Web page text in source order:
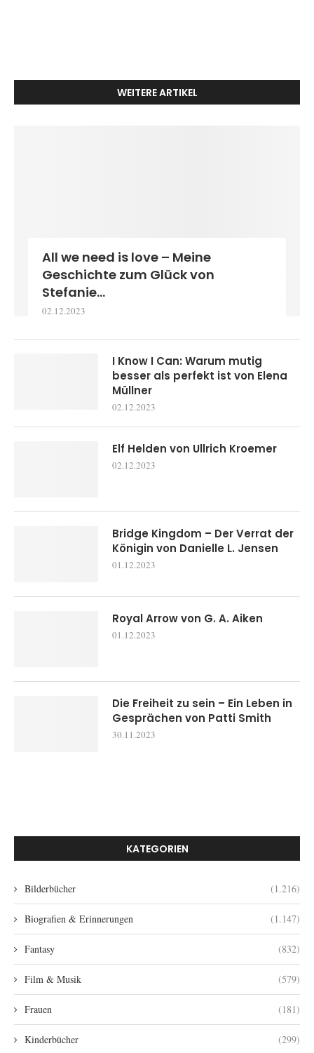
WEITERE ARTIKEL
All we need is love – Meine
Geschichte zum Glück von
Stefanie...
02.12.2023
I Know I Can: Warum mutig
besser als perfekt ist von Elena
Müllner
02.12.2023
Elf Helden von Ullrich Kroemer
02.12.2023
Bridge Kingdom – Der Verrat der
Königin von Danielle L. Jensen
01.12.2023
Royal Arrow von G. A. Aiken
01.12.2023
Die Freiheit zu sein – Ein Leben in
Gesprächen von Patti Smith
30.11.2023
KATEGORIEN
Bilderbücher (1.216)
Biografien & Erinnerungen (1.147)
Fantasy (832)
Film & Musik (579)
Frauen (181)
Kinderbücher (299)